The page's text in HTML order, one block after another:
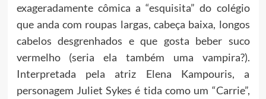
exageradamente cômica a “esquisita” do colégio
que anda com roupas largas, cabeça baixa, longos
cabelos desgrenhados e que gosta beber suco
vermelho (seria ela também uma vampira?).
Interpretada pela atriz Elena Kampouris, a
personagem Juliet Sykes é tida como um “Carrie”,